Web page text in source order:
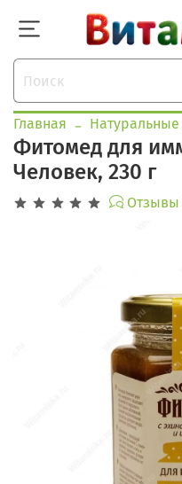
Главная
Фитомед для
Человек, 230 г
Отзывы